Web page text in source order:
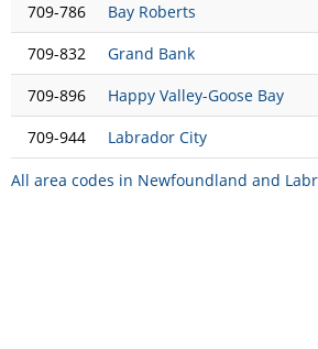
709-786
Bay Roberts
709-832
Grand Bank
709-896
Happy Valley-Goose Bay
709-944
Labrador City
All area codes in Newfoundland and